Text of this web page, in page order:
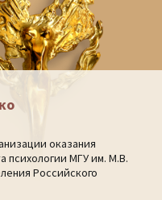
оказания
психологии МГУ им. М.В.
Российского